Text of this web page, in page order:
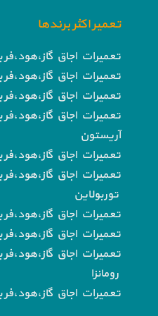
تعمیر اکثر برندها
تعمیرات اجاق گاز،هود،فر
تعمیرات اجاق گاز،هود،فر
تعمیرات اجاق گاز،هود،فر
تعمیرات اجاق گاز،هود،فر
آریستون
تعمیرات اجاق گاز،هود،فر
تعمیرات اجاق گاز،هود،فر
توربولاین
تعمیرات اجاق
تعمیرات اجاق گاز،هود،فر
تعمیرات اجاق گاز،هود،فر
رومانزا
تعمیرات اجاق گاز،هود،فر